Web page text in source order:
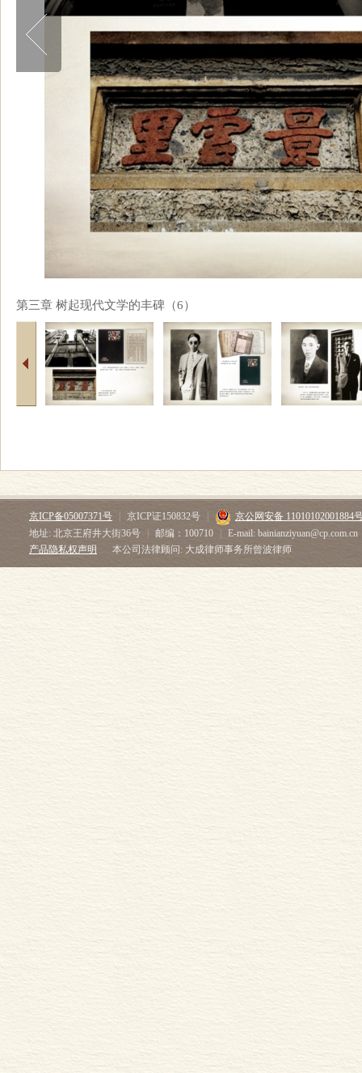
第三章 树起现代文学的丰碑（6）
京ICP备05007371号 京ICP证150832号
京公网安备 11010102001884
地址: 北京王府井大街36号
邮编：100710
E-mail: bainianziyuan@cp.com.cn
产品隐私权声明
本公司法律顾问: 大成律师事务所曾波律师